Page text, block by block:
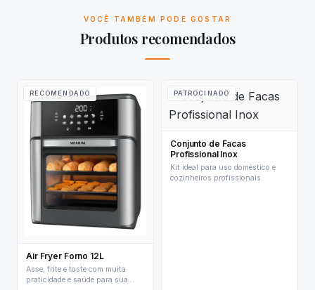
VOCÊ TAMBÉM PODE GOSTAR
Produtos recomendados
RECOMENDADO
Air Fryer Forno 12L
Asse, frite e toste com muita
praticidade e saúde para sua
PATROCINADO
Conjunto de Facas
Profissional Inox
Kit ideal para uso doméstico e
cozinheiros profissionais.